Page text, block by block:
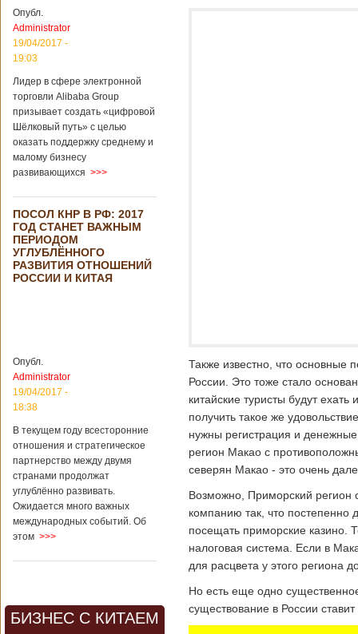
уже третий год
подряд. Объем
торговли между
Германией и
199,3 миллиарда
евро. Как
свидетельствуют
опубликованные
году размер
импорта из Китая
Подробнее...
21/02/2019 - 22:30
Китай и Россия
собираются
разрабатывать
тяжелый
вертолет
планируется
подписание
контракта на
разработку
вертолета. Такое
заявление сделала
региональной
политике и
международному
сотрудничеству
государственной
корпорации
Кладов
аэрокосмической
выставки Aero
Опубл.
Administrator
19/04/2017 -
19:03
Лидер в сфере электронной
торговли Alibaba Group
призывает создать «цифровой
Шёлковый путь» с целью
оказать поддержку среднему и
малому бизнесу
развивающихся >>>
ПОСОЛ КНР В РФ: 2017
ГОД СТАНЕТ ВАЖНЫМ
ПЕРИОДОМ
УГЛУБЛЁННОГО
РАЗВИТИЯ ОТНОШЕНИЙ
РОССИИ И КИТАЯ
Опубл.
Administrator
19/04/2017 -
18:38
В текущем году всесторонние
отношения и стратегическое
партнерство между двумя
странами продолжат
углублённо развивать.
Ожидается много важных
международных событий. Об
этом >>>
БИЗНЕС С КИТАЕМ
Также известно, что основные
России. Это тоже стало
китайские туристы будут
получить такое же
нужны регистрация и
регион Макао с
северян Макао - это очень
Возможно, Приморский регион
компанию так, что постепенно
посещать приморские казино.
налоговая система. Если в
для расцвета у этого региона
Но есть еще одно
существование в России